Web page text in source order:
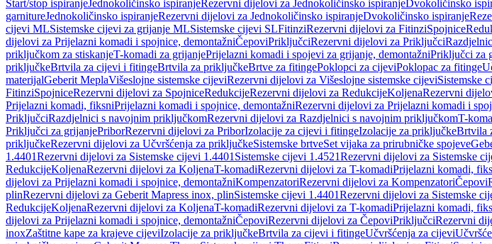
Start/stop ispiranjeJednokoličinsko ispiranjeRezervni dijelovi za Jednokoličinsko ispiranjeDvokoličinsko
garnitureJednokoličinsko ispiranjeRezervni dijelovi za Jednokoličinsko ispiranjeDvokoličinsko ispiranje
cijevi MLSistemske cijevi za grijanje MLSistemske cijevi SLFitinziRezervni dijelovi za FitinziSpojnice
dijelovi za Prijelazni komadi i spojnice, demontažniČepoviPriključciRezervni dijelovi za Priključci
priključkom za stiskanjeT-komadi za grijanjePrijelazni komadi i spojevi za grijanje, demontažniPriključci za
priključkeBrtvila za cijevi i fitingeBrtvila za priključkeBrtve za fitingePoklopci za cijeviPoklopac za fitinge
materijalGeberit MeplaVišeslojne sistemske cijeviRezervni dijelovi za Višeslojne sistemske cijeviSistemske
FitinziSpojniceRezervni dijelovi za SpojniceRedukcijeRezervni dijelovi za RedukcijeKoljenaRezervni
Prijelazni komadi, fiksniPrijelazni komadi i spojnice, demontažniRezervni dijelovi za Prijelazni komadi i
PriključciRazdjelnici s navojnim priključkomRezervni dijelovi za Razdjelnici s navojnim priključkomT-
Priključci za grijanjePriborRezervni dijelovi za PriborIzolacije za cijevi i fitingeIzolacije za priključkeBrtvila
priključkeRezervni dijelovi za Učvršćenja za priključkeSistemske brtveSet vijaka za prirubničke spojeve
1.4401Rezervni dijelovi za Sistemske cijevi 1.4401 Sistemske cijevi 1.4521Rezervni dijelovi za Sistemske
RedukcijeKoljenaRezervni dijelovi za KoljenaT-komadiRezervni dijelovi za T-komadiPrijelazni komadi,
dijelovi za Prijelazni komadi i spojnice, demontažniKompenzatoriRezervni dijelovi za KompenzatoriČepovi
plinRezervni dijelovi za Geberit Mapress inox, plinSistemske cijevi 1.4401Rezervni dijelovi za Sistemske
RedukcijeKoljenaRezervni dijelovi za KoljenaT-komadiRezervni dijelovi za T-komadiPrijelazni komadi,
dijelovi za Prijelazni komadi i spojnice, demontažniČepoviRezervni dijelovi za ČepoviPriključciRezervni
inoxZaštitne kape za krajeve cijeviIzolacije za priključkeBrtvila za cijevi i fitingeUčvršćenja za cijevi